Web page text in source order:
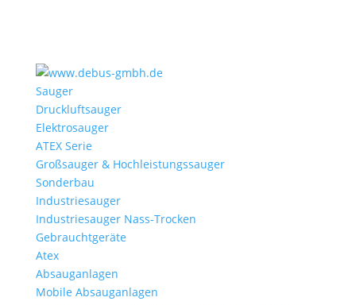
Sauger
Druckluftsauger
Elektrosauger
ATEX Serie
Großsauger & Hochleistungssauger
Sonderbau
Industriesauger
Industriesauger Nass-Trocken
Gebrauchtgeräte
Atex
Absauganlagen
Mobile Absauganlagen